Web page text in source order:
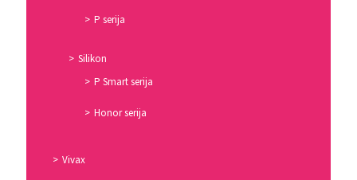
P serija
Silikon
P Smart serija
Honor serija
Vivax